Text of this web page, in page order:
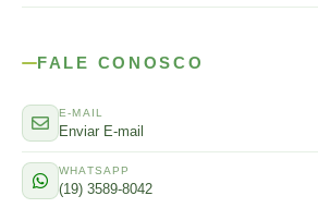
FALE CONOSCO
E-MAIL
Enviar E-mail
WHATSAPP
(19) 3589-8042